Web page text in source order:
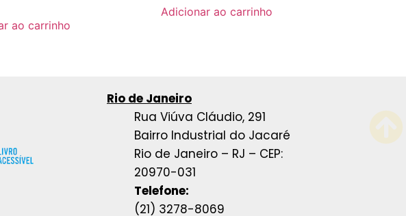
ao carrinho
Adicionar ao carrinho
Rio de Janeiro
Rua Viúva Cláudio, 291
Bairro Industrial do Jacaré
Rio de Janeiro – RJ – CEP:
20970-031
Telefone:
(21) 3278-8069